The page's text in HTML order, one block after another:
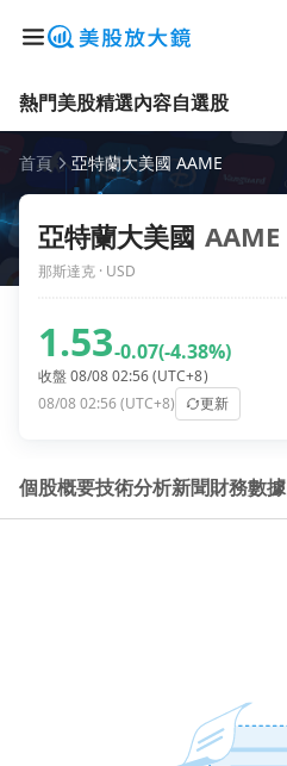
熱門美股精選內容自選股
首頁 亞特蘭大美國 AAME
亞特蘭大美國 AAME
那斯達克 · USD
1.53-0.07(-4.38%)
收盤 08/08 02:56 (UTC+8)
08/08 02:56 (UTC+8)
更新
個股概要技術分析新聞財務數據